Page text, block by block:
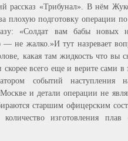
рассказ «Трибунал». В нём
плохую подготовку операции
«Солдат вам бабы новых
не жалко.»И тут назревает
какая там жидкость что вы
скорее всего еще и верите сами
событий наступления
и детали операции не
старшим офицерским
изготовления плав